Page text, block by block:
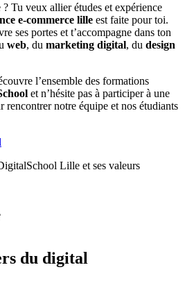
? Tu veux allier études et expérience
e-commerce lille est faite pour toi.
ses portes et t’accompagne dans ton
web, du marketing digital, du design
l’ensemble des formations
et n’hésite pas à participer à une
rencontrer notre équipe et nos étudiants
Lille et ses valeurs
du digital